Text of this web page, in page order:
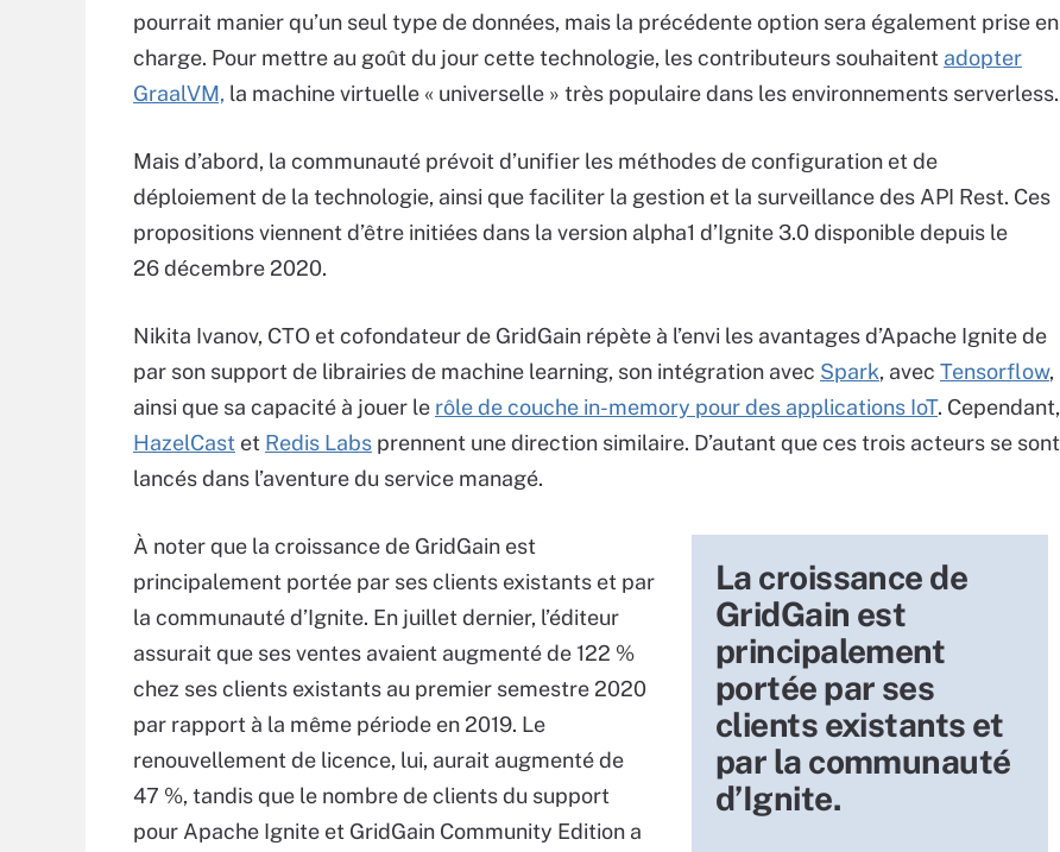
pourrait manier qu’un seul type de données, mais la précédente option sera également prise en
charge. Pour mettre au goût du jour cette technologie, les contributeurs souhaitent adopter
GraalVM, la machine virtuelle « universelle » très populaire dans les environnements serverless.
Mais d’abord, la communauté prévoit d’unifier les méthodes de configuration et de
déploiement de la technologie, ainsi que faciliter la gestion et la surveillance des API Rest. Ces
propositions viennent d’être initiées dans la version alpha1 d’Ignite 3.0 disponible depuis le
26 décembre 2020.
Nikita Ivanov, CTO et cofondateur de GridGain répète à l’envi les avantages d’Apache Ignite de
par son support de librairies de machine learning, son intégration avec Spark, avec Tensorflow,
ainsi que sa capacité à jouer le rôle de couche in-memory pour des applications IoT. Cependant,
HazelCast et Redis Labs prennent une direction similaire. D’autant que ces trois acteurs se sont
lancés dans l’aventure du service managé.
La croissance de
GridGain est
principalement
portée par ses
clients existants et
par la communauté
d’Ignite.
À noter que la croissance de GridGain est
principalement portée par ses clients existants et par
la communauté d’Ignite. En juillet dernier, l’éditeur
assurait que ses ventes avaient augmenté de 122 %
chez ses clients existants au premier semestre 2020
par rapport à la même période en 2019. Le
renouvellement de licence, lui, aurait augmenté de
47 %, tandis que le nombre de clients du support
pour Apache Ignite et GridGain Community Edition a